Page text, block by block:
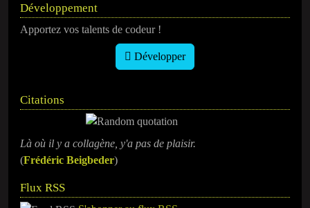
Développement
Apportez vos talents de codeur !
Développer
Citations
Là où il y a collagène, y'a pas de plaisir.
(Frédéric Beigbeder)
Flux RSS